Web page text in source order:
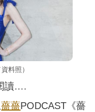
料照）
讀….
薔薔PODCAST《薔